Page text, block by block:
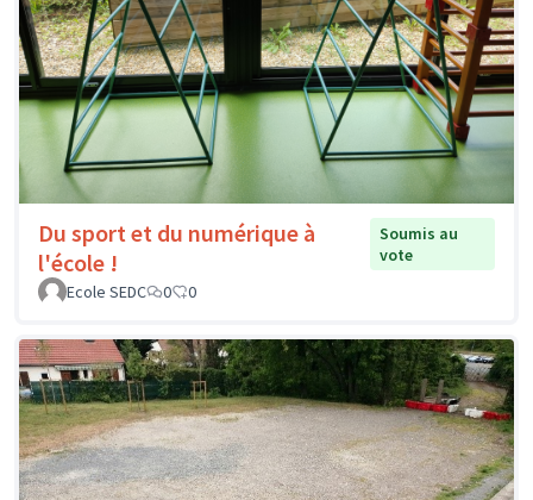
Du sport et du numérique à
l'école !
Soumis au
vote
Ecole SEDC
0 0